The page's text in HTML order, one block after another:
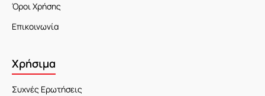
Όροι Χρήσης
Επικοινωνία
Χρήσιμα
Συχνές Ερωτήσεις